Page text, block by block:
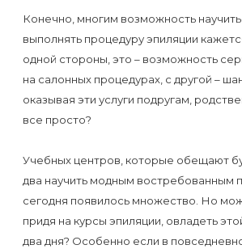
и
цены
Эпиляция
воском
Мужская
депиляция
компании
Мастера
Отзывы
Материалы
и
ИНФОРМАЦИЯ
Фото
Вопросы-
ответы
ВАЖНО
Подготовка
процедуре
эпиляции
КОНТАКТЫ
Конечно, многим возможность
выполнять процедуру эпиляции
одной стороны, это – возможность
на салонных процедурах, с другой –
оказывая эти услуги подругам,
все просто?
Учебных центров, которые обещают
два научить модным востребованным
сегодня появилось множество. Но
придя на курсы эпиляции, овладеть
два дня? Особенно если в